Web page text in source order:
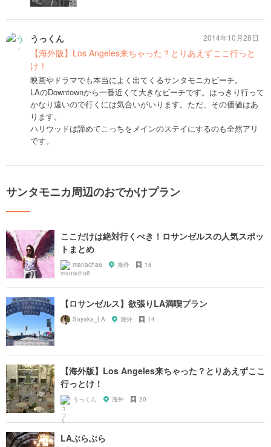
うっくん
【海外版】Los Angeles来ちゃった？とりあえずここ行っと
け！
映画やドラマでも本当によく出てくるサンタモニカビーチ。
LAのDowntownから一番近くて大きなビーチです。はっきり行って
かなり遠いので行くには気合いがいります。ただ、その価値はあ
ります。
ハリウッドは諦めてこっちをメインのステイにするのも全然アリ
です。
2014年10月28日
サンタモニカ周辺のおでかけプラン
ここだけは絶対行くべき！ロサンゼルスの人気スポッ
トまとめ
manacha6 海外 18
【ロサンゼルス】欲張りLA満喫プラン
Sayaka_LA 海外 14
【海外版】Los Angeles来ちゃった？とりあえずここ
行っとけ！
うっくん 海外 20
LAぶらぶら